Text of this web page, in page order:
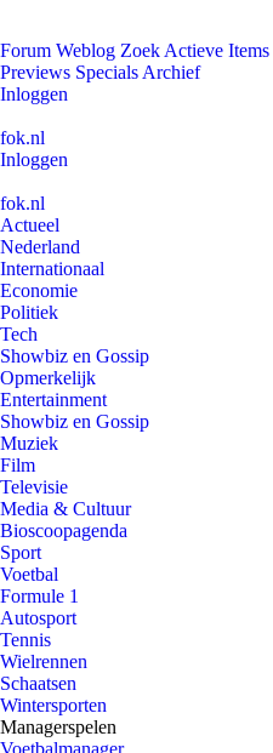
Forum Weblog Zoek Actieve Items
Previews Specials Archief
Inloggen
fok.nl
Inloggen
fok.nl
Actueel
Nederland
Internationaal
Economie
Politiek
Tech
Showbiz en Gossip
Opmerkelijk
Entertainment
Showbiz en Gossip
Muziek
Film
Televisie
Media & Cultuur
Bioscoopagenda
Sport
Voetbal
Formule 1
Autosport
Tennis
Wielrennen
Schaatsen
Wintersporten
Managerspelen
Voetbalmanager